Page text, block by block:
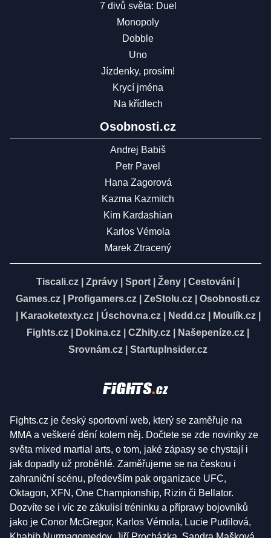
7 divů světa: Duel
Monopoly
Dobble
Uno
Jízdenky, prosím!
Krycí jména
Na křídlech
Osobnosti.cz
Andrej Babiš
Petr Pavel
Hana Zagorová
Kazma Kazmitch
Kim Kardashian
Karlos Vémola
Marek Ztracený
Tiscali.cz Zprávy Sport Ženy Cestování
Games.cz
Profigamers.cz ZeStolu.cz
Osobnosti.cz
Karaoketexty.cz| Úschovna.cz| Nedd.cz| Moulík.cz|
Fights.cz
Dokina.cz CZhity.cz Našepeníze.cz
Srovnám.cz
StartupInsider.cz
Fights.cz je český sportovní web, který se zaměřuje na
MMA a veškeré dění kolem něj. Dočtete se zde novinky ze
světa mixed martial arts, o tom, jaké zápasy se chystají i
jak dopadly už proběhlé. Zaměřujeme se na českou i
zahraniční scénu, především pak organizace UFC,
Oktagon, XFN, One Championship, Rizin či Bellator.
Dozvíte se i víc ze zákulisí tréninku a přípravy bojovníků
jako je Conor McGregor, Karlos Vémola, Lucie Pudilová,